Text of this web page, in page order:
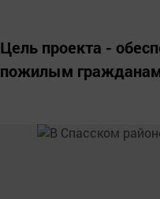
Цель проекта -
пожилым